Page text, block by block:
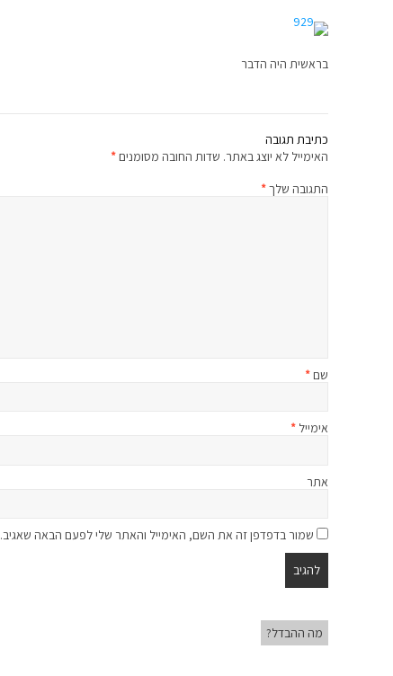
בראשית היה הדבר
כתיבת תגובה
האימייל לא יוצג באתר. שדות החובה מסומנים*
התגובה שלך*
שם*
אימייל *
אתר
שמור בדפדפן זה את השם, האימייל והאתר שלי לפעם הבאה שאגיב.
מה ההבדל?